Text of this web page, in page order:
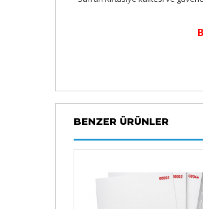
BENZER ÜRÜNLER